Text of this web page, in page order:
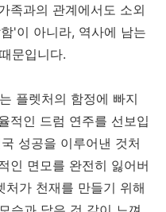
족과의 관계에서도 소외
'이 아니라, 역사에 남는
문입니다.
플렛처의 함정에 빠지
적인 드럼 연주를 선보입
성공을 이루어낸 것처
인 면모를 완전히 잃어버
처가 천재를 만들기 위해